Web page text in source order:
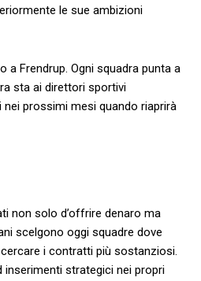
⁣le sue ambizioni
a Frendrup. Ogni squadra ⁣punta a
sta ai‌ direttori sportivi
prossimi mesi quando riaprirà
non solo d’offrire denaro ma
scelgono oggi squadre dove
i⁢ contratti più ‍sostanziosi.
inserimenti strategici nei propri